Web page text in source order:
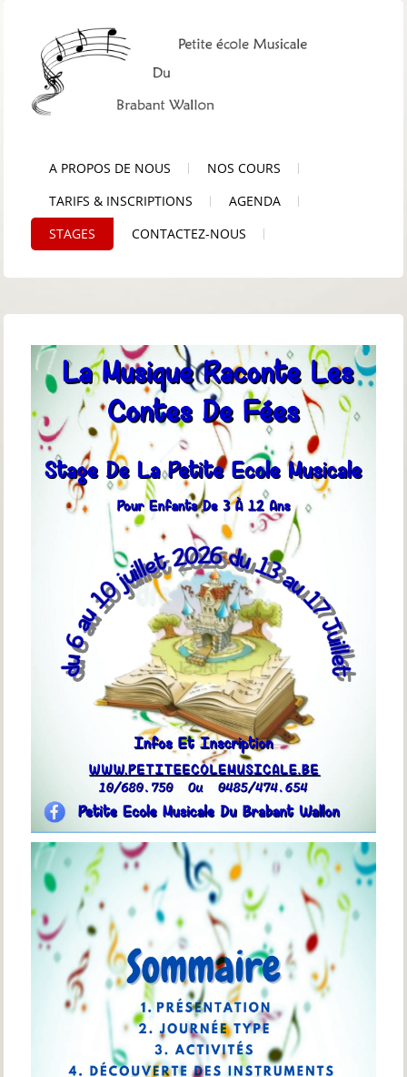
A PROPOS DE NOUS
NOS COURS
TARIFS & INSCRIPTIONS
AGENDA
STAGES
CONTACTEZ-NOUS